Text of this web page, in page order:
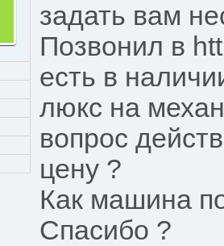
задать вам
Позвонил в
есть в
люкс на
вопрос
цену ?
Как машина
Спасибо ?